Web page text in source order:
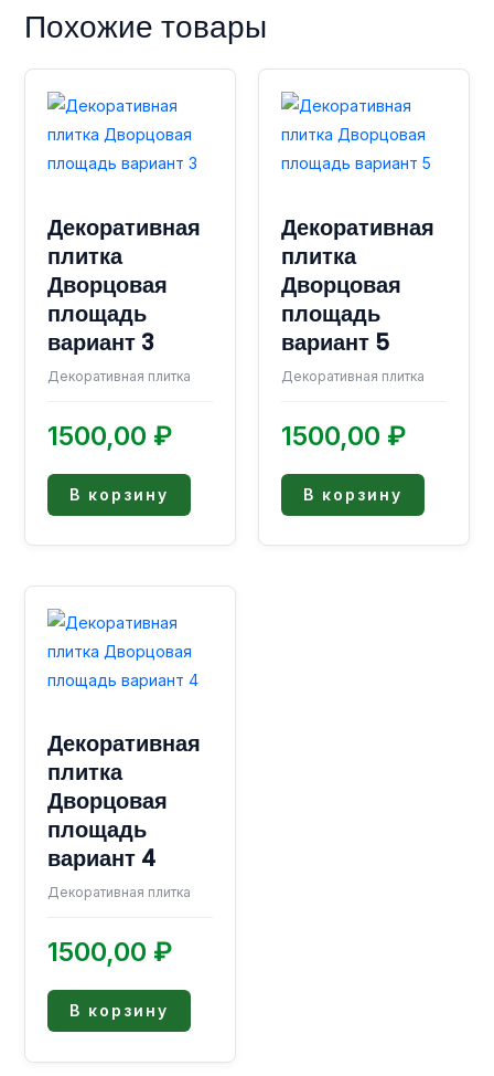
Похожие товары
Декоративная
плитка
Дворцовая
площадь
вариант 3
Декоративная плитка
1500,00 ₽
В корзину
Декоративная
плитка
Дворцовая
площадь
вариант 5
Декоративная плитка
1500,00 ₽
В корзину
Декоративная
плитка
Дворцовая
площадь
вариант 4
Декоративная плитка
1500,00 ₽
В корзину